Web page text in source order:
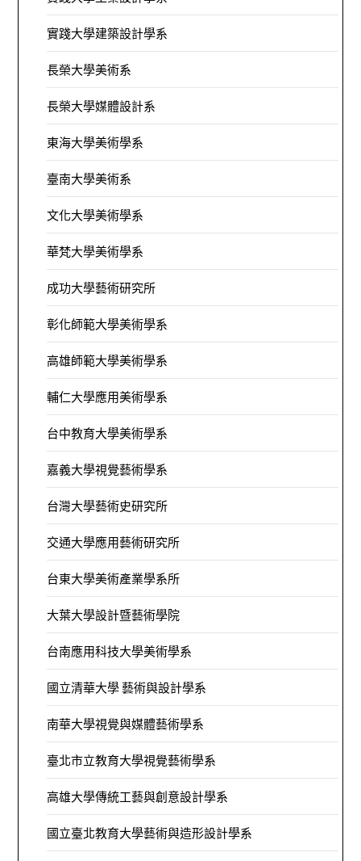
實踐大學建築設計學系
長榮大學美術系
長榮大學媒體設計系
東海大學美術學系
臺南大學美術系
文化大學美術學系
華梵大學美術學系
成功大學藝術研究所
彰化師範大學美術學系
高雄師範大學美術學系
輔仁大學應用美術學系
台中教育大學美術學系
嘉義大學視覺藝術學系
台灣大學藝術史研究所
交通大學應用藝術研究所
台東大學美術產業學系所
大葉大學設計暨藝術學院
台南應用科技大學美術學系
國立清華大學 藝術與設計學系
南華大學視覺與媒體藝術學系
臺北市立教育大學視覺藝術學系
高雄大學傳統工藝與創意設計學系
國立臺北教育大學藝術與造形設計學系